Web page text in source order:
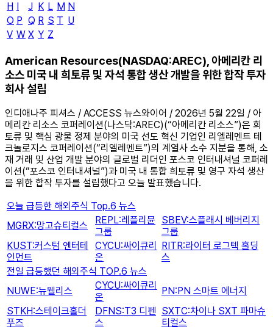
H
J K L M N
O P Q R S T U
V W X Y Z
American Resources(NASDAQ:AREC), 아메리칸 리
소스 미국 내 희토류 및 자석 통합 생산 개발을 위한 합작 투자
회사 설립
인디애나주 피셔스 / ACCESS 뉴스와이어 / 2026년 5월 22일 / 아
메리칸 리소스 코퍼레이션(나스닥:AREC)(“아메리칸 리소스”)은 희
토류 및 핵심 광물 정제 분야의 미국 선도 혁신 기업인 리엘레멘트 테
크놀로지스 코퍼레이션(“리엘레멘트”)의 계열사 소수 지분을 통해, 소
재 거래 및 산업 개발 분야의 글로벌 리더인 포스코 인터내셔널 코퍼레
이션(“포스코 인터내셔널”)과 미국 내 통합 희토류 및 영구 자석 생산
을 위한 합작 투자를 설립했다고 오늘 발표했습니다.
오늘 급등한 해외주식 Top.6 뉴스
MGRX:망고슈티컬스
REPL:레플리뮨
그룹
SBEV:스플래시 베버리지
그룹
KUST:커스텀 엔터테
인먼트
CYCU:싸이큐리
온
RITR:라이터 로그텍 홀딩
스
전일 급등했던 해외주식 TOP.6 뉴스
NUWE:뉴웰리스
CYCU:싸이큐리
온
PN:PN 스마트 에너지
STKH:스테이크홀더
푸즈
DFNS:T3 디펜
스
SXTC:차이나 SXT 파마슈
티컬스